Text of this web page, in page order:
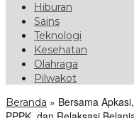
Hiburan
Sains
Teknologi
Kesehatan
Olahraga
Pilwakot
Beranda » Bersama